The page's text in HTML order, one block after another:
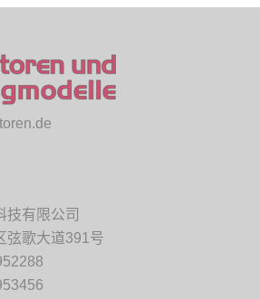
技有限公司
弦歌大道391号